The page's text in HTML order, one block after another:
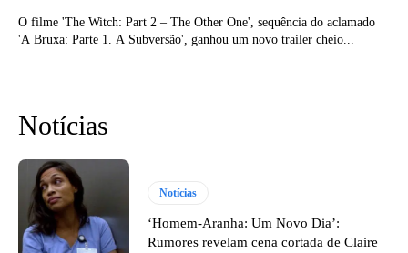
O filme 'The Witch: Part 2 – The Other One', sequência do aclamado
'A Bruxa: Parte 1. A Subversão', ganhou um novo trailer cheio...
Notícias
Notícias
‘Homem-Aranha: Um Novo Dia’:
Rumores revelam cena cortada de Claire